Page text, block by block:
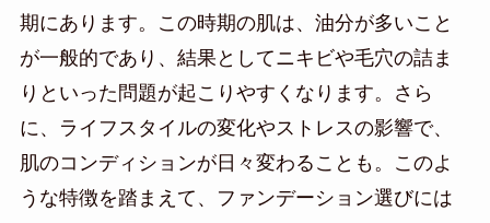
期にあります。この時期の肌は、油分が多いこと
が一般的であり、結果としてニキビや毛穴の詰ま
りといった問題が起こりやすくなります。さら
に、ライフスタイルの変化やストレスの影響で、
肌のコンディションが日々変わることも。このよ
うな特徴を踏まえて、ファンデーション選びには